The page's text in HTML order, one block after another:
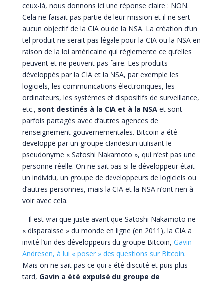
ceux-là, nous donnons ici une réponse claire : NON.
Cela ne faisait pas partie de leur mission et il ne sert
aucun objectif de la CIA ou de la NSA. La création d’un
tel produit ne serait pas légale pour la CIA ou la NSA en
raison de la loi américaine qui réglemente ce qu’elles
peuvent et ne peuvent pas faire. Les produits
développés par la CIA et la NSA, par exemple les
logiciels, les communications électroniques, les
ordinateurs, les systèmes et dispositifs de surveillance,
etc., sont destinés à la CIA et à la NSAet sont
parfois partagés avec d’autres agences de
renseignement gouvernementales. Bitcoin a été
développé par un groupe clandestin utilisant le
pseudonyme « Satoshi Nakamoto », qui n’est pas une
personne réelle. On ne sait pas si le développeur était
un individu, un groupe de développeurs de logiciels ou
d’autres personnes, mais la CIA et la NSA n’ont rien à
voir avec cela.
– Il est vrai que juste avant que Satoshi Nakamoto ne
« disparaisse » du monde en ligne (en 2011), la CIA a
invité l’un des développeurs du groupe Bitcoin, Gavin
Andresen, à lui « poser » des questions sur Bitcoin.
Mais on ne sait pas ce qui a été discuté et puis plus
tard, Gavin a été expulsé du groupe de